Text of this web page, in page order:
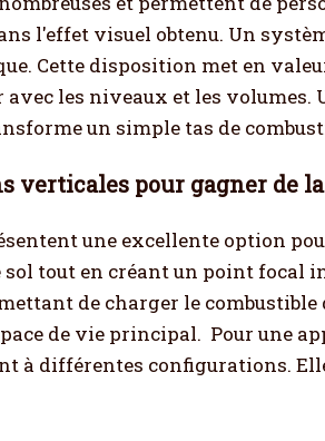
l'effet visuel obtenu. Un
Cette disposition met en
avec les niveaux et les
un simple tas de
verticales pour gagner de
une excellente option
tout en créant un point focal
de charger le combustible
de vie principal. Pour une
à différentes configurations.